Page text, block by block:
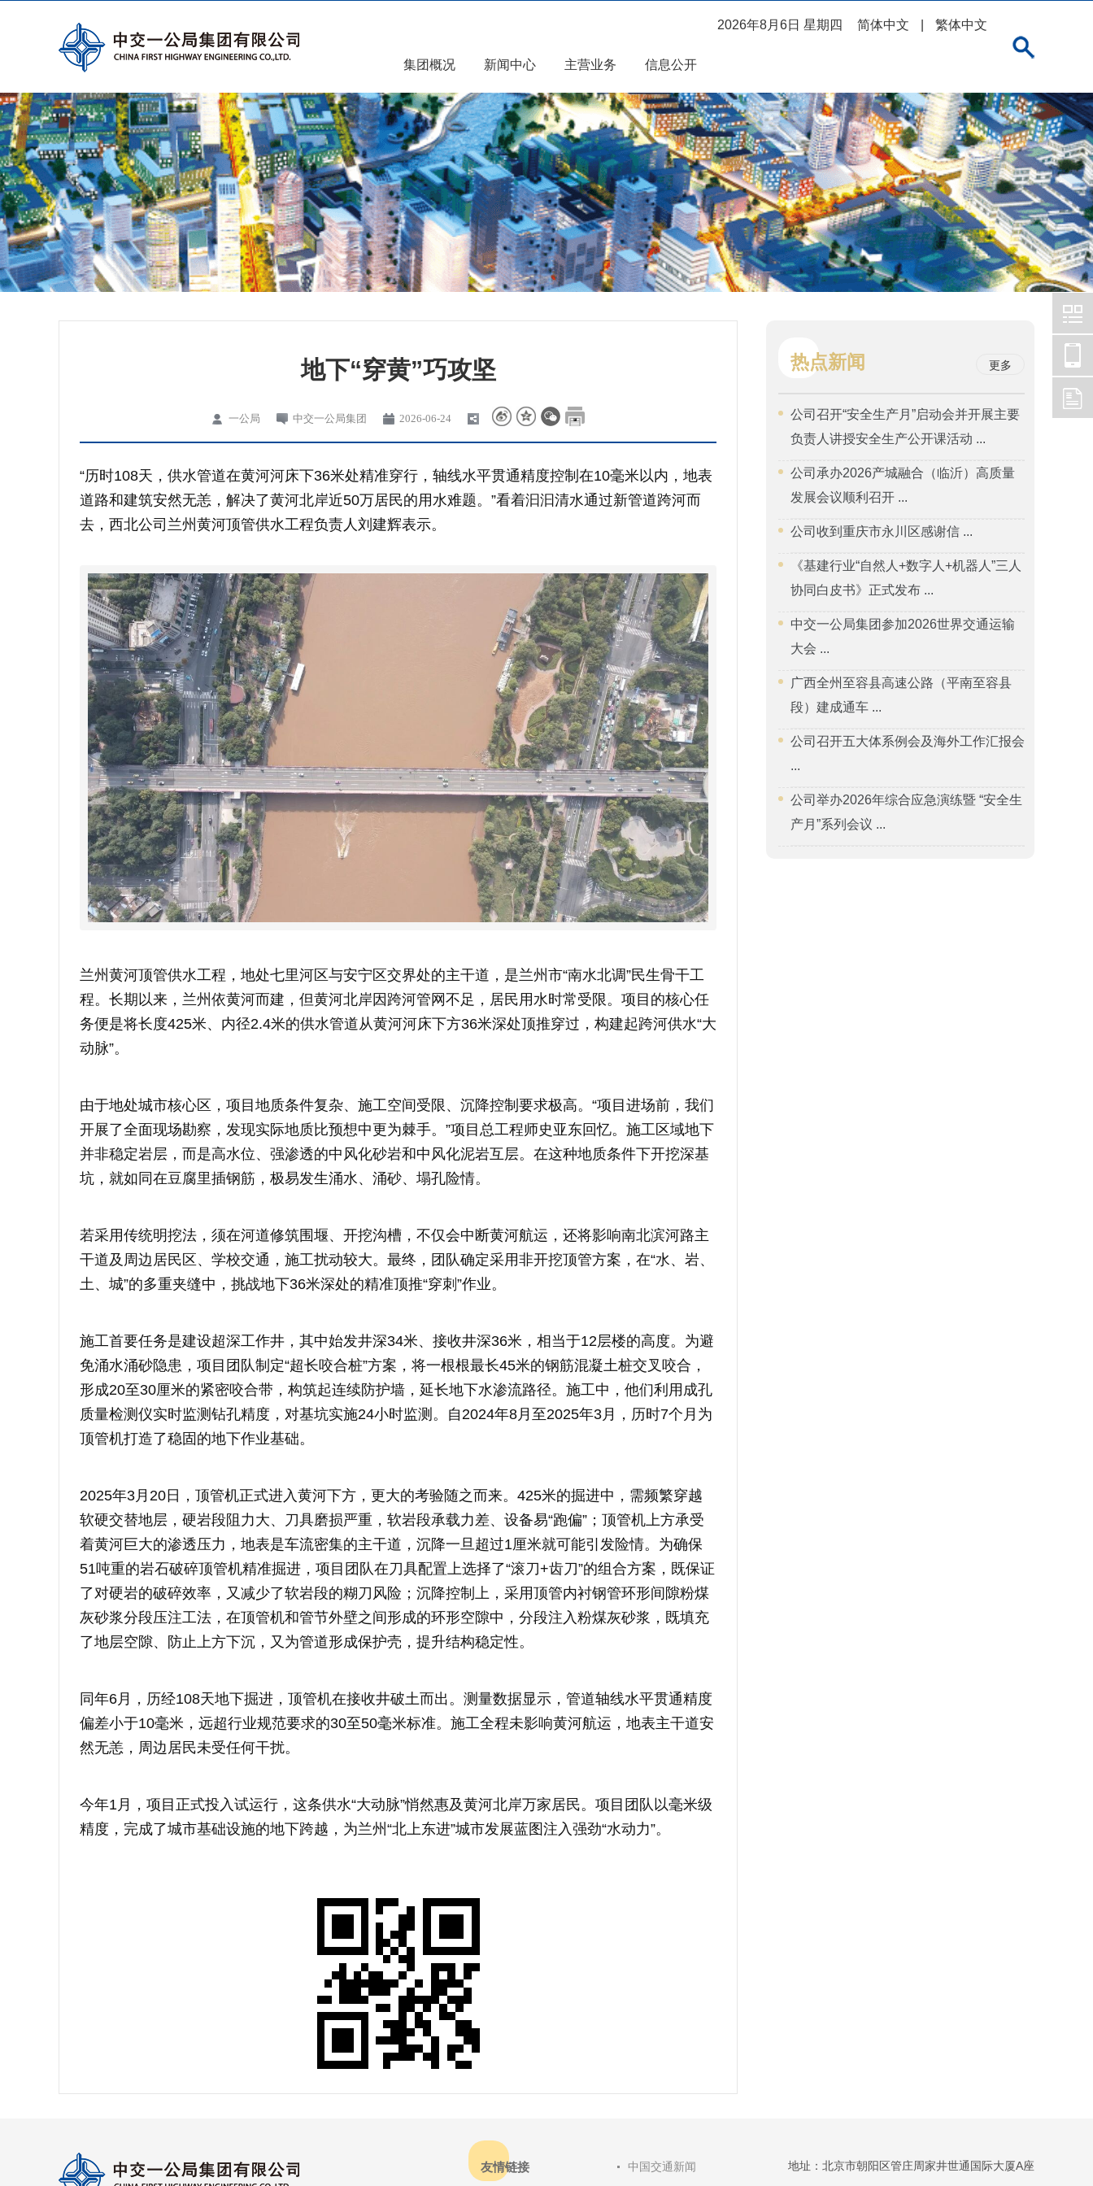
2026年8月6日 星期四 简体中文 繁体中文
集团概况 新闻中心 主营业务 信息公开
地下“穿黄”巧攻坚
一公局 中交一公局集团 2026-06-24
“历时108天，供水管道在黄河河床下36米处精准穿行，轴线水平贯通精度控制在10毫米以内，地表
道路和建筑安然无恙，解决了黄河北岸近50万居民的用水难题。”看着汩汩清水通过新管道跨河而
去，西北公司兰州黄河顶管供水工程负责人刘建辉表示。
兰州黄河顶管供水工程，地处七里河区与安宁区交界处的主干道，是兰州市“南水北调”民生骨干工
程。长期以来，兰州依黄河而建，但黄河北岸因跨河管网不足，居民用水时常受限。项目的核心任
务便是将长度425米、内径2.4米的供水管道从黄河河床下方36米深处顶推穿过，构建起跨河供水“大
动脉”。
由于地处城市核心区，项目地质条件复杂、施工空间受限、沉降控制要求极高。“项目进场前，我们
开展了全面现场勘察，发现实际地质比预想中更为棘手。”项目总工程师史亚东回忆。施工区域地下
并非稳定岩层，而是高水位、强渗透的中风化砂岩和中风化泥岩互层。在这种地质条件下开挖深基
坑，就如同在豆腐里插钢筋，极易发生涌水、涌砂、塌孔险情。
若采用传统明挖法，须在河道修筑围堰、开挖沟槽，不仅会中断黄河航运，还将影响南北滨河路主
干道及周边居民区、学校交通，施工扰动较大。最终，团队确定采用非开挖顶管方案，在“水、岩、
土、城”的多重夹缝中，挑战地下36米深处的精准顶推“穿刺”作业。
施工首要任务是建设超深工作井，其中始发井深34米、接收井深36米，相当于12层楼的高度。为避
免涌水涌砂隐患，项目团队制定“超长咬合桩”方案，将一根根最长45米的钢筋混凝土桩交叉咬合，
形成20至30厘米的紧密咬合带，构筑起连续防护墙，延长地下水渗流路径。施工中，他们利用成孔
质量检测仪实时监测钻孔精度，对基坑实施24小时监测。自2024年8月至2025年3月，历时7个月为
顶管机打造了稳固的地下作业基础。
2025年3月20日，顶管机正式进入黄河下方，更大的考验随之而来。425米的掘进中，需频繁穿越
软硬交替地层，硬岩段阻力大、刀具磨损严重，软岩段承载力差、设备易“跑偏”；顶管机上方承受
着黄河巨大的渗透压力，地表是车流密集的主干道，沉降一旦超过1厘米就可能引发险情。为确保
51吨重的岩石破碎顶管机精准掘进，项目团队在刀具配置上选择了“滚刀+齿刀”的组合方案，既保证
了对硬岩的破碎效率，又减少了软岩段的糊刀风险；沉降控制上，采用顶管内衬钢管环形间隙粉煤
灰砂浆分段压注工法，在顶管机和管节外壁之间形成的环形空隙中，分段注入粉煤灰砂浆，既填充
了地层空隙、防止上方下沉，又为管道形成保护壳，提升结构稳定性。
同年6月，历经108天地下掘进，顶管机在接收井破土而出。测量数据显示，管道轴线水平贯通精度
偏差小于10毫米，远超行业规范要求的30至50毫米标准。施工全程未影响黄河航运，地表主干道安
然无恙，周边居民未受任何干扰。
今年1月，项目正式投入试运行，这条供水“大动脉”悄然惠及黄河北岸万家居民。项目团队以毫米级
精度，完成了城市基础设施的地下跨越，为兰州“北上东进”城市发展蓝图注入强劲“水动力”。
热点新闻 更多
公司召开“安全生产月”启动会并开展主要
负责人讲授安全生产公开课活动 ...
公司承办2026产城融合（临沂）高质量
发展会议顺利召开 ...
公司收到重庆市永川区感谢信 ...
《基建行业“自然人+数字人+机器人”三人
协同白皮书》正式发布 ...
中交一公局集团参加2026世界交通运输
大会 ...
广西全州至容县高速公路（平南至容县
段）建成通车 ...
公司召开五大体系例会及海外工作汇报会
...
公司举办2026年综合应急演练暨 “安全生
产月”系列会议 ...
友情链接 中国交通新闻 地址：北京市朝阳区管庄周家井世通国际大厦A座